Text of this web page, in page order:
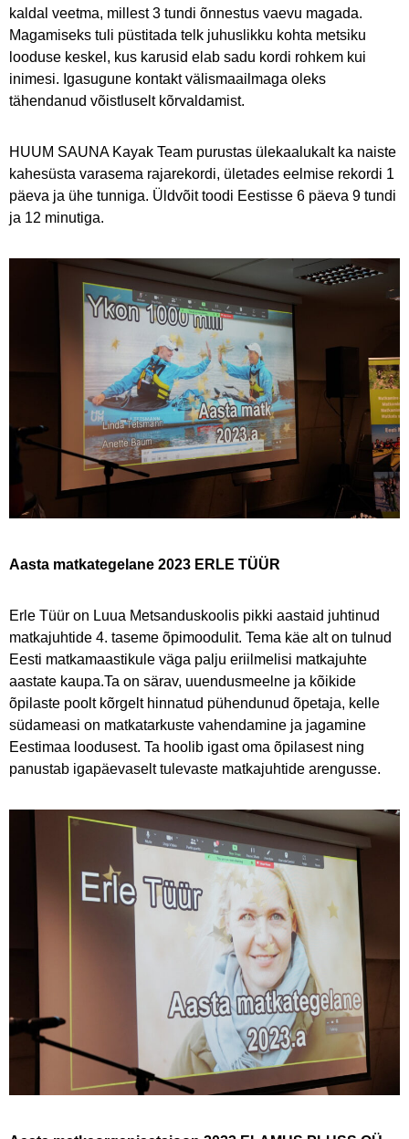
kaldal veetma, millest 3 tundi õnnestus vaevu magada.
Magamiseks tuli püstitada telk juhuslikku kohta metsiku
looduse keskel, kus karusid elab sadu kordi rohkem kui
inimesi. Igasugune kontakt välismaailmaga oleks
tähendanud võistluselt kõrvaldamist.
HUUM SAUNA Kayak Team purustas ülekaalukalt ka naiste
kahesüsta varasema rajarekordi, ületades eelmise rekordi 1
päeva ja ühe tunniga. Üldvõit toodi Eestisse 6 päeva 9 tundi
ja 12 minutiga.
Aasta matkategelane 2023 ERLE TÜÜR
Erle Tüür on Luua Metsanduskoolis pikki aastaid juhtinud
matkajuhtide 4. taseme õpimoodulit. Tema käe alt on tulnud
Eesti matkamaastikule väga palju eriilmelisi matkajuhte
aastate kaupa.Ta on särav, uuendusmeelne ja kõikide
õpilaste poolt kõrgelt hinnatud pühendunud õpetaja, kelle
südameasi on matkatarkuste vahendamine ja jagamine
Eestimaa loodusest. Ta hoolib igast oma õpilasest ning
panustab igapäevaselt tulevaste matkajuhtide arengusse.